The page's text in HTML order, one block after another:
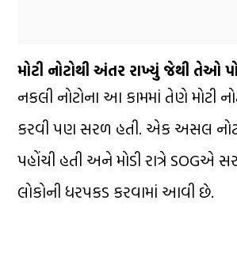
મોટી નોટોથી અંતર રાખ્યું જેથી તેઓ
નકલી નોટોના આ કામમાં તેણે મોટી
કરવી પણ સરળ હતી. એક અસલ
પહોંચી હતી અને મોડી રાત્રે SOGએ
લોકોની ધરપકડ કરવામાં આવી છે.